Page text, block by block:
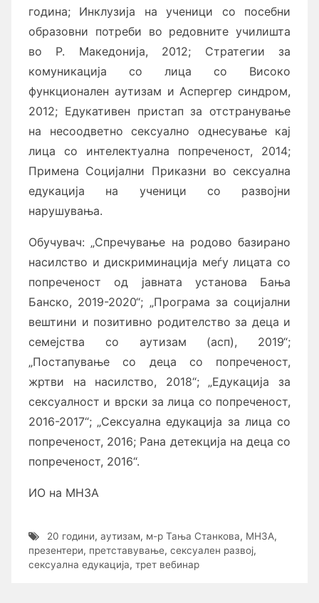
година; Инклузија на ученици со посебни
образовни потреби во редовните училишта
во Р. Македонија, 2012; Стратегии за
комуникација со лица со Високо
функционален аутизам и Аспергер синдром,
2012; Едукативен пристап за отстранување
на несоодветно сексуално однесување кај
лица со интелектуална попреченост, 2014;
Примена Социјални Приказни во сексуална
едукација на ученици со развојни
нарушувања.
Обучувач: „Спречување на родово базирано
насилство и дискриминација меѓу лицата со
попреченост од јавната установа Бања
Банско, 2019-2020“; „Програма за социјални
вештини и позитивно родителство за деца и
семејства со аутизам (асп), 2019“;
„Постапување со деца со попреченост,
жртви на насилство, 2018“; „Едукација за
сексуалност и врски за лица со попреченост,
2016-2017“; „Сексуална едукација за лица со
попреченост, 2016; Рана детекција на деца со
попреченост, 2016“.
ИО на МНЗА
20 години, аутизам, м-р Тања Станкова, МНЗА,
презентери, претставување, сексуален развој,
сексуална едукација, трет вебинар